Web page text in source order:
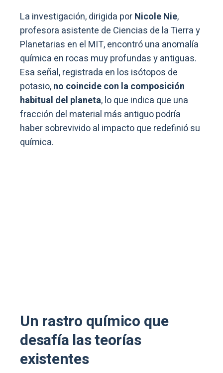
La investigación, dirigida porNicole Nie,
profesora asistente de Ciencias de la Tierra y
Planetarias en el MIT, encontró una anomalía
química en rocas muy profundas y antiguas.
Esa señal, registrada en los isótopos de
potasio,no coincide con la composición
habitual del planeta, lo que indica que una
fracción del material más antiguo podría
haber sobrevivido al impacto que redefinió su
química.
Un rastro químico que
desafía las teorías
existentes